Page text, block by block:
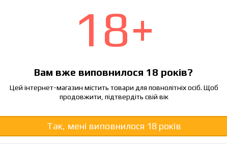
| Вейп-Вікі → База вейпінгу |Оновлено:
формат електронної сигарети порівняно зPOD-системою:
частин він складається і що означають режими VW, TC чи
кому боксмод підходить, на які параметри дивитись новачку,
18+
Вам вже виповнилося 18 років?
Цей інтернет-магазин містить товари для повнолітніх осіб. Щоб
продовжити, підтвердіть свій вік
Так, мені виповнилося 18 років